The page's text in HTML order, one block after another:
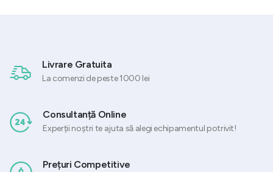
Livrare Gratuita
La comenzi de peste 1000 lei
Consultanță Online
Experții noștri te ajuta să alegi echipamentul potrivit!
Prețuri Competitive